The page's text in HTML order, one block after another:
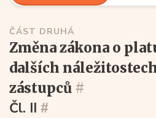
ČÁST DRUHÁ
změna zákona o platu a některých
dalších
zástupců #
Čl. II #